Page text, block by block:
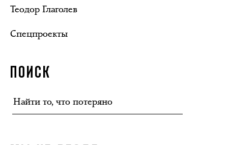
Теодор Глаголев
Спецпроекты
ПОИСК